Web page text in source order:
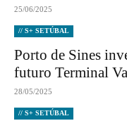
25/06/2025
// S+ SETÚBAL
Porto de Sines
futuro Terminal
28/05/2025
// S+ SETÚBAL